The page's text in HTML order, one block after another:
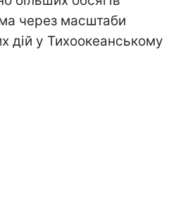
через масштаби
дій у Тихоокеанському